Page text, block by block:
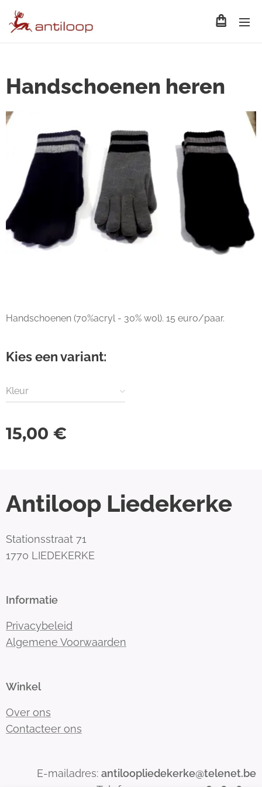
Handschoenen heren
Handschoenen (70%acryl - 30% wol). 15 euro/paar.
Kies een variant:
Kleur
15,00 €
Antiloop Liedekerke
Stationsstraat 71
1770 LIEDEKERKE
Informatie
Privacybeleid
Algemene Voorwaarden
Winkel
Over ons
Contacteer ons
E-mailadres: antiloopliedekerke@telenet.be